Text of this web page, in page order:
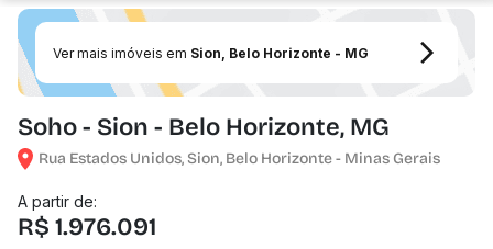
Ver mais imóveis em Sion, Belo Horizonte - MG
Soho - Sion - Belo Horizonte, MG
Rua Estados Unidos, Sion, Belo Horizonte - Minas Gerais
A partir de:
R$ 1.976.091